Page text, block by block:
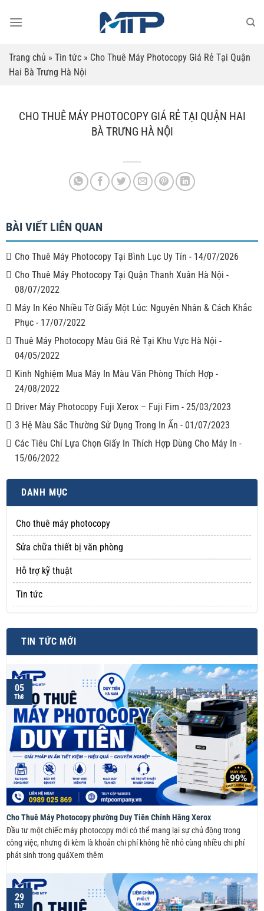
qua
dung
Trang chủ » Tin tức » Cho Thuê Máy Photocopy Giá Rẻ Tại Quận
Hai Bà Trưng Hà Nội
DANH MỤC
Cho thuê máy photocopy
Sửa chữa thiết bị văn phòng
Hỗ trợ kỹ thuật
Tin tức
TIN TỨC MỚI
Cho Thuê Máy Photocopy phường Duy Tiên Chính Hãng Xerox
Đầu tư một chiếc máy photocopy mới có thể mang lại sự chủ động trong
công việc, nhưng đi kèm là khoản chi phí không hề nhỏ cùng nhiều chi phí
phát sinh trong quáXem thêm
05
Th8
29
Th7
CHO THUÊ MÁY PHOTOCOPY GIÁ RẺ TẠI QUẬN HAI
BÀ TRƯNG HÀ NỘI
BÀI VIẾT LIÊN QUAN
Cho Thuê Máy Photocopy Tại Bình Lục Uy Tín - 14/07/2026
Cho Thuê Máy Photocopy Tại Quận Thanh Xuân Hà Nội -
08/07/2022
Máy In Kéo Nhiều Tờ Giấy Một Lúc: Nguyên Nhân & Cách Khắc
Phục- 17/07/2022
Thuê Máy Photocopy Màu Giá Rẻ Tại Khu Vực Hà Nội -
04/05/2022
Kinh Nghiệm Mua Máy In Màu Văn Phòng Thích Hợp-
24/08/2022
Driver Máy Photocopy Fuji Xerox – Fuji Fim - 25/03/2023
3 Hệ Màu Sắc Thường Sử Dụng Trong In Ấn - 01/07/2023
Các Tiêu Chí Lựa Chọn Giấy In Thích Hợp Dùng Cho Máy In -
15/06/2022